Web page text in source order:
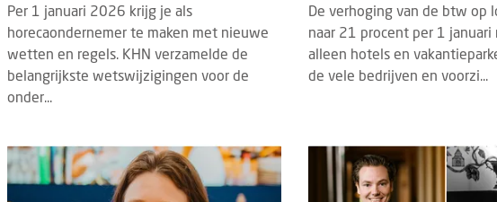
Per 1 januari 2026 krijg je als
horecaondernemer te maken met nieuwe
wetten en regels. KHN verzamelde de
belangrijkste wetswijzigingen voor de
onder...
De verhoging van de btw op
naar 21 procent per 1 januari
alleen hotels en
de vele bedrijven en voorzi...